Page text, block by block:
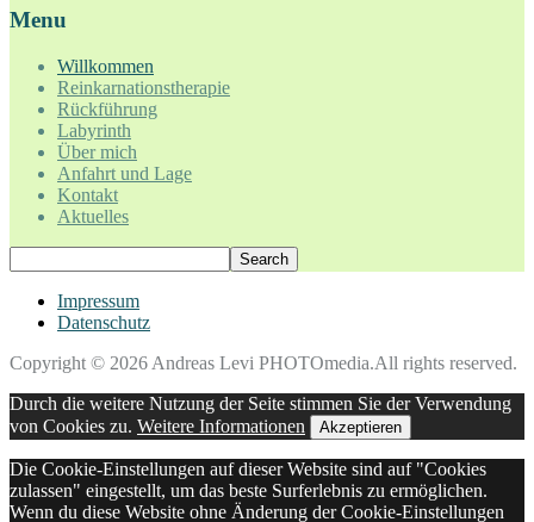
Menu
Willkommen
Reinkarnationstherapie
Rückführung
Labyrinth
Über mich
Anfahrt und Lage
Kontakt
Aktuelles
Impressum
Datenschutz
Copyright © 2026 Andreas Levi PHOTOmedia.All rights reserved.
Durch die weitere Nutzung der Seite stimmen Sie der Verwendung
von Cookies zu. Weitere Informationen Akzeptieren
Die Cookie-Einstellungen auf dieser Website sind auf "Cookies
zulassen" eingestellt, um das beste Surferlebnis zu ermöglichen.
Wenn du diese Website ohne Änderung der Cookie-Einstellungen